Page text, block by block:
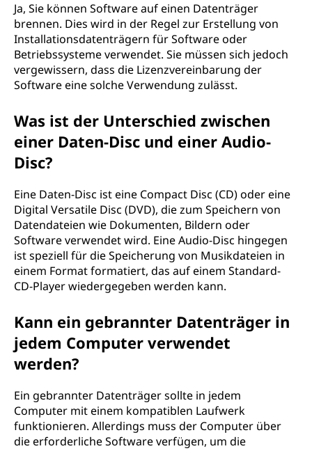
Ja, Sie können Software auf einen Datenträger
brennen. Dies wird in der Regel zur Erstellung von
Installationsdatenträgern für Software oder
Betriebssysteme verwendet. Sie müssen sich jedoch
vergewissern, dass die Lizenzvereinbarung der
Software eine solche Verwendung zulässt.
Was ist der Unterschied zwischen
einer Daten-Disc und einer Audio-
Disc?
Eine Daten-Disc ist eine Compact Disc (CD) oder eine
Digital Versatile Disc (DVD), die zum Speichern von
Datendateien wie Dokumenten, Bildern oder
Software verwendet wird. Eine Audio-Disc hingegen
ist speziell für die Speicherung von Musikdateien in
einem Format formatiert, das auf einem Standard-
CD-Player wiedergegeben werden kann.
Kann ein gebrannter Datenträger in
jedem Computer verwendet
werden?
Ein gebrannter Datenträger sollte in jedem
Computer mit einem kompatiblen Laufwerk
funktionieren. Allerdings muss der Computer über
die erforderliche Software verfügen, um die